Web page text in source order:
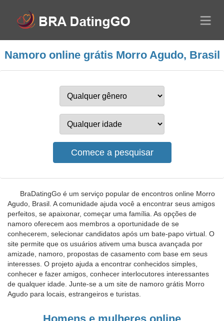
Namoro online grátis Morro Agudo, Brasil
BraDatingGo é um serviço popular de encontros online Morro
Agudo, Brasil. A comunidade ajuda você a encontrar seus amigos
perfeitos, se apaixonar, começar uma família. As opções de
namoro oferecem aos membros a oportunidade de se
conhecerem, selecionar candidatos após um bate-papo virtual. O
site permite que os usuários ativem uma busca avançada por
amizade, namoro, propostas de casamento com base em seus
interesses. O projeto ajuda a encontrar conhecidos simples,
conhecer e fazer amigos, conhecer interlocutores interessantes
de qualquer idade. Junte-se a um site de namoro grátis Morro
Agudo para locais, estrangeiros e turistas.